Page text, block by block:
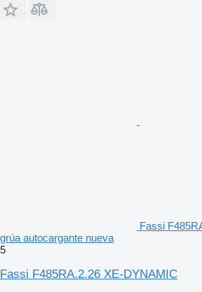
Fassi
grúa autocargante nueva
5
Fassi F485RA.2.26 XE-DYNAMIC